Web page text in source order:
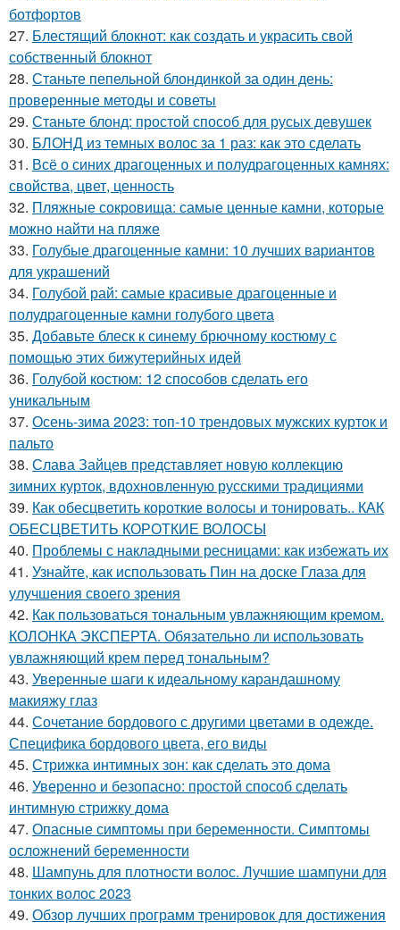
ботфортов
27. Блестящий блокнот: как создать и украсить свой
собственный блокнот
28. Станьте пепельной блондинкой за один день:
проверенные методы и советы
29. Станьте блонд: простой способ для русых девушек
30. БЛОНД из темных волос за 1 раз: как это сделать
31. Всё о синих драгоценных и полудрагоценных камнях:
свойства, цвет, ценность
32. Пляжные сокровища: самые ценные камни, которые
можно найти на пляже
33. Голубые драгоценные камни: 10 лучших вариантов
для украшений
34. Голубой рай: самые красивые драгоценные и
полудрагоценные камни голубого цвета
35. Добавьте блеск к синему брючному костюму с
помощью этих бижутерийных идей
36. Голубой костюм: 12 способов сделать его
уникальным
37. Осень-зима 2023: топ-10 трендовых мужских курток и
пальто
38. Слава Зайцев представляет новую коллекцию
зимних курток, вдохновленную русскими традициями
39. Как обесцветить короткие волосы и тонировать.. КАК
ОБЕСЦВЕТИТЬ КОРОТКИЕ ВОЛОСЫ
40. Проблемы с накладными ресницами: как избежать их
41. Узнайте, как использовать Пин на доске Глаза для
улучшения своего зрения
42. Как пользоваться тональным увлажняющим кремом.
КОЛОНКА ЭКСПЕРТА. Обязательно ли использовать
увлажняющий крем перед тональным?
43. Уверенные шаги к идеальному карандашному
макияжу глаз
44. Сочетание бордового с другими цветами в одежде.
Специфика бордового цвета, его виды
45. Стрижка интимных зон: как сделать это дома
46. Уверенно и безопасно: простой способ сделать
интимную стрижку дома
47. Опасные симптомы при беременности. Симптомы
осложнений беременности
48. Шампунь для плотности волос. Лучшие шампуни для
тонких волос 2023
49. Обзор лучших программ тренировок для достижения